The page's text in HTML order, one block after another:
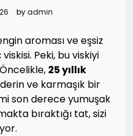
byadmin
aroması ve eşsiz
Peki, bu viskiyi
25 yıllık
ve karmaşık bir
son derece yumuşak
bıraktığı tat, sizi